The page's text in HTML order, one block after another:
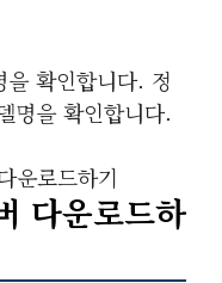
확인합니다. 정
명을 확인합니다.
운로드하기
다운로드하